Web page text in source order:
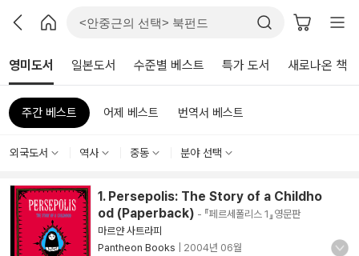
영미도서 일본도서 수준별 베스트 특가 도서 새로나온 책
주간 베스트 어제 베스트 번역서 베스트
외국도서 역사 중동 분야 선택
1. Persepolis: The Story of a Childho
od (Paperback) - 『페르세폴리스 1』영문판
마르얀 사트라피
Pantheon Books
2004년 06월